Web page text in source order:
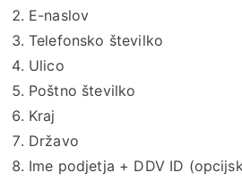
E-naslov
Telefonsko številko
Ulico
Poštno številko
Kraj
Državo
Ime podjetja + DDV ID